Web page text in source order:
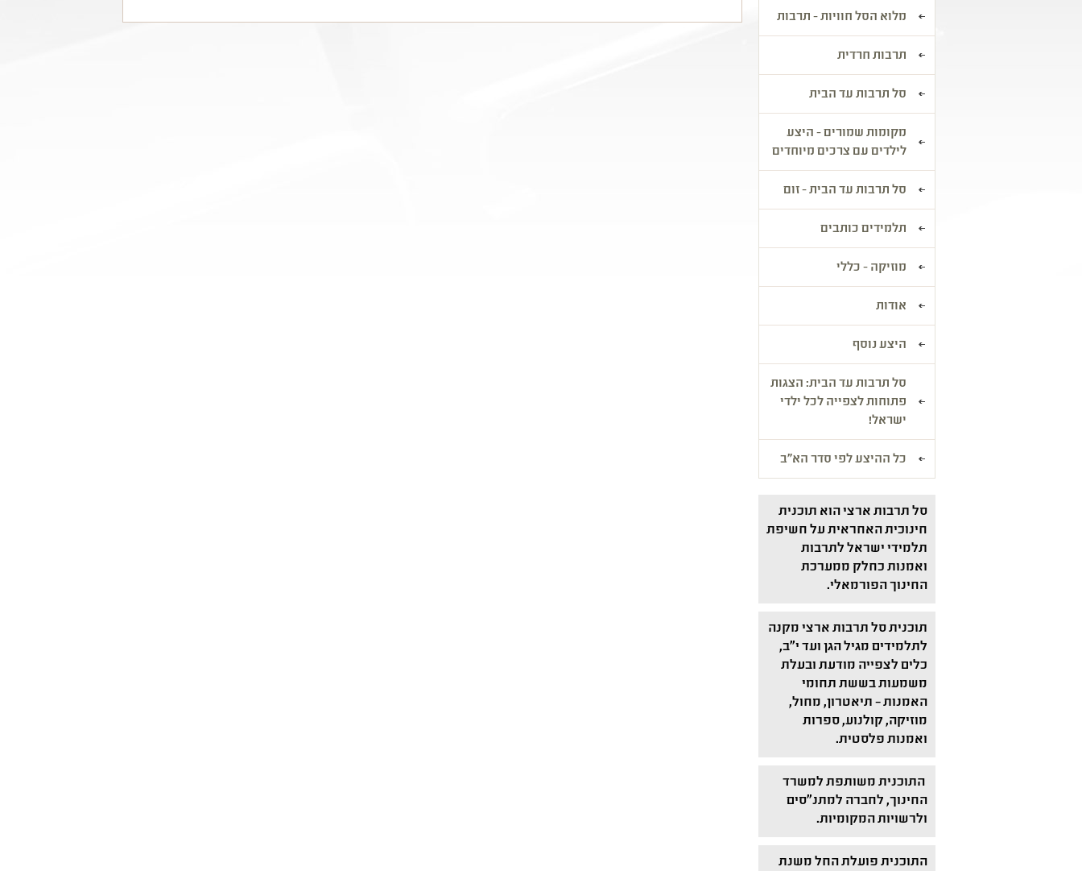
מלוא הסל חוויות - תרבות
תרבות חרדית
סל תרבות עד הבית
מקומות שמורים - היצע
לילדים עם צרכים מיוחדים
סל תרבות עד הבית - זום
תלמידים כותבים
מוזיקה - כללי
אודות
היצע נוסף
סל תרבות עד הבית: הצגות
פתוחות לצפייה לכל ילדי
ישראל!
כל ההיצע לפי סדר הא"ב
סל תרבות ארצי הוא תוכנית
חינוכית האחראית על חשיפת
תלמידי ישראל לתרבות
ואמנות כחלק ממערכת
החינוך הפורמאלי.
תוכנית סל תרבות ארצי מקנה
לתלמידים מגיל הגן ועד י"ב,
כלים לצפייה מודעת ובעלת
משמעות בששת תחומי
האמנות – תיאטרון, מחול,
מוזיקה, קולנוע, ספרות
ואמנות פלסטית.
התוכנית משותפת למשרד
החינוך, לחברה למתנ"סים
ולרשויות המקומיות.
התוכנית פועלת החל משנת